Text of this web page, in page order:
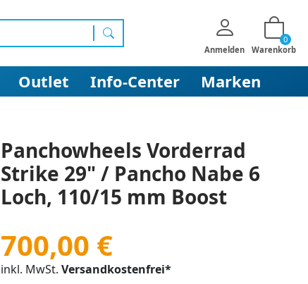
Suchen Anmelden Warenkorb
0
Outlet Info-Center Marken
Panchowheels Vorderrad
Strike 29" / Pancho Nabe 6
Loch, 110/15 mm Boost
700,00 €
inkl. MwSt. Versandkostenfrei*